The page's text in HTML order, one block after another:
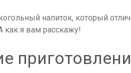
напиток, который
как я вам расскажу!